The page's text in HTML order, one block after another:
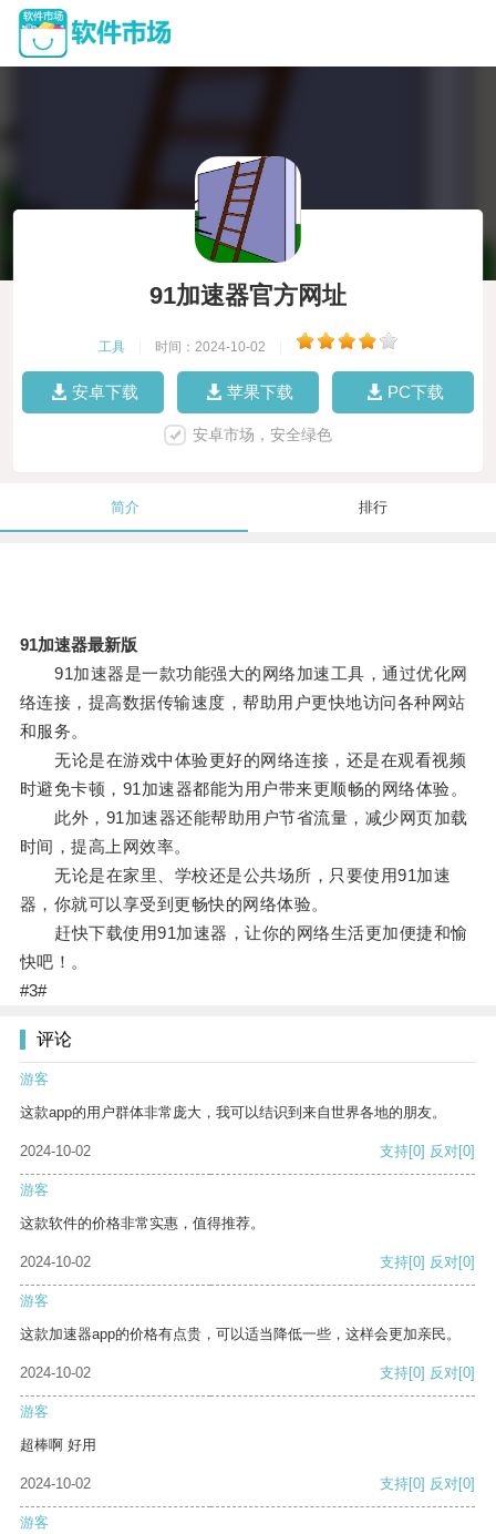
91加速器官方网址
工具 时间：2024-10-02
安卓下载 苹果下载 PC下载
安卓市场，安全绿色
简介 排行
91加速器最新版
91加速器是一款功能强大的网络加速工具，通过优化网
络连接，提高数据传输速度，帮助用户更快地访问各种网站
和服务。
无论是在游戏中体验更好的网络连接，还是在观看视频
时避免卡顿，91加速器都能为用户带来更顺畅的网络体验。
此外，91加速器还能帮助用户节省流量，减少网页加载
时间，提高上网效率。
无论是在家里、学校还是公共场所，只要使用91加速
器，你就可以享受到更畅快的网络体验。
赶快下载使用91加速器，让你的网络生活更加便捷和愉
快吧！。
#3#
评论
游客
这款app的用户群体非常庞大，我可以结识到来自世界各地的朋友。
2024-10-02 支持[0] 反对[0]
游客
这款软件的价格非常实惠，值得推荐。
2024-10-02 支持[0] 反对[0]
游客
这款加速器app的价格有点贵，可以适当降低一些，这样会更加亲民。
2024-10-02 支持[0] 反对[0]
游客
超棒啊 好用
2024-10-02 支持[0] 反对[0]
游客